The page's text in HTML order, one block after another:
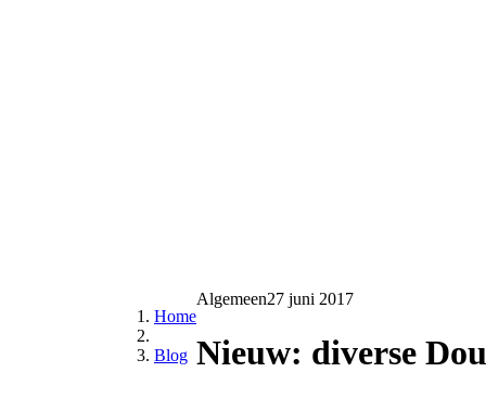
Home
Blog
Algemeen27 juni 2017
Nieuw: diverse